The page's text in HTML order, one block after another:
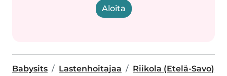
Aloita
Babysits Lastenhoitajaa Riikola (Etelä-Savo)